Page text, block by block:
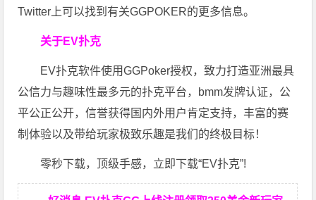
Twitter上可以找到有关GGPOKER的更多信息。
关于EV扑克
EV扑克软件使用GGPoker授权，致力打造亚洲最具
公信力与趣味性最多元的扑克平台，bmm发牌认证，公
平公正公开，信誉获得国内外用户肯定支持，丰富的赛
制体验以及带给玩家极致乐趣是我们的终极目标！
零秒下载，顶级手感，立即下载“EV扑克”!